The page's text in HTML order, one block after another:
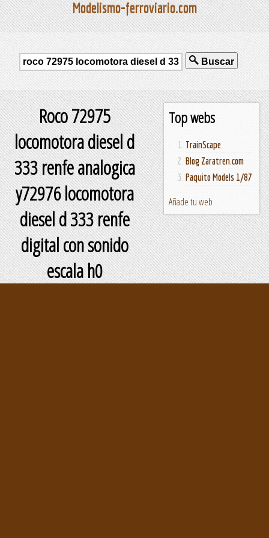
Modelismo-ferroviario.com
Buscar
Top webs
TrainScape
Blog Zaratren.com
Paquito Models 1/87
Añade tu web
Roco 72975
locomotora diesel d
333 renfe analogica
y72976 locomotora
diesel d 333 renfe
digital con sonido
escala h0